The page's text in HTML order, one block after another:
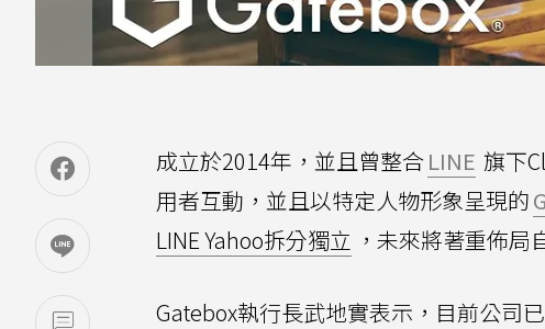
成立於2014年，並且曾整合 LINE 旗下
用者互動，並且以特定人物形象呈現的
LINE Yahoo拆分獨立 ，未來將著重佈局
Gatebox執行長武地實表示，目前公司